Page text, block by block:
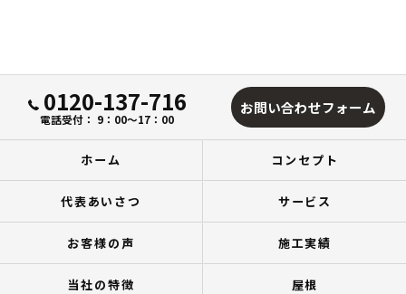
0120-137-716
電話受付： 9：00～17：00
お問い合わせフォーム
ホーム コンセプト
代表あいさつ サービス
お客様の声 施工実績
当社の特徴 屋根